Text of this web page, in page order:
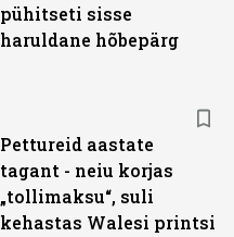
pühitseti sisse
haruldane hõbepärg
Pettureid aastate
tagant - neiu korjas
„tollimaksu“, suli
kehastas Walesi printsi